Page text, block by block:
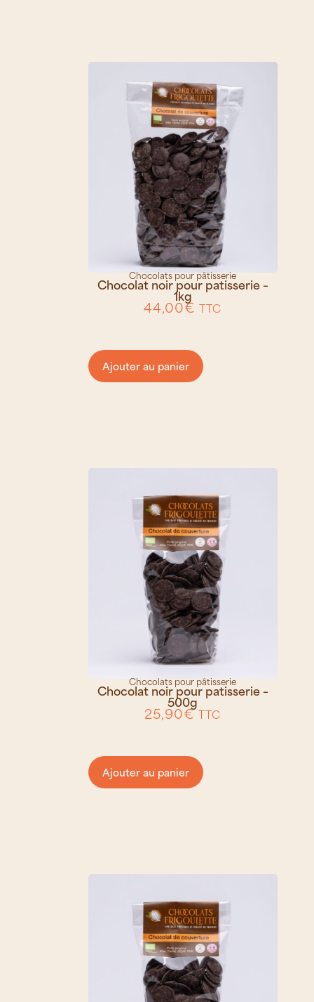
Chocolats pour pâtisserie
Chocolat noir pour patisserie –
1kg
44,00€ TTC
Ajouter au panier
Chocolats pour pâtisserie
Chocolat noir pour patisserie –
500g
25,90€ TTC
Ajouter au panier